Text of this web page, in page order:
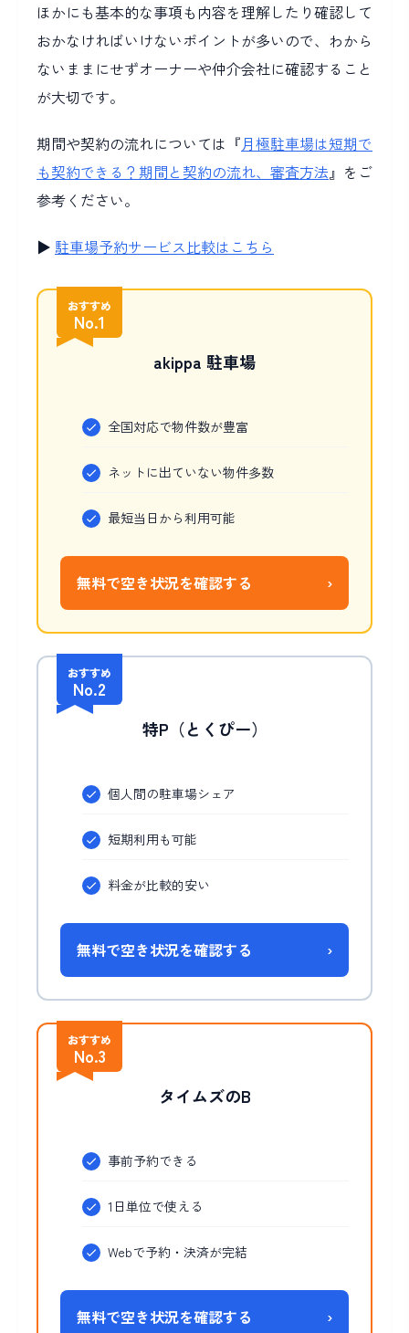
ほかにも基本的な事項も内容を理解したり確認して
おかなければいけないポイントが多いので、わから
ないままにせずオーナーや仲介会社に確認すること
が大切です。
期間や契約の流れについては『月極駐車場は短期で
も契約できる？期間と契約の流れ、審査方法』をご
参考ください。
▶ 駐車場予約サービス比較はこちら
おすすめ
No.1
akippa 駐車場
全国対応で物件数が豊富
ネットに出ていない物件多数
最短当日から利用可能
無料で空き状況を確認する ›
おすすめ
No.2
特P（とくぴー）
個人間の駐車場シェア
短期利用も可能
料金が比較的安い
無料で空き状況を確認する ›
おすすめ
No.3
タイムズのB
事前予約できる
1日単位で使える
Webで予約・決済が完結
無料で空き状況を確認する ›